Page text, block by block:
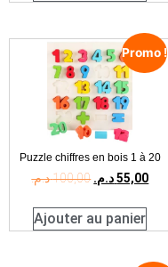
Promo !
Puzzle chiffres en bois 1 à 20
100,00د.م. 55,00 د.م.
Ajouter au panier